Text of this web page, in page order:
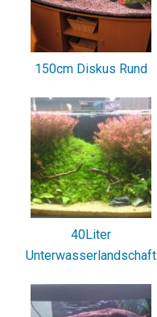
150cm Diskus Rund
40Liter
Unterwasserlandschaft